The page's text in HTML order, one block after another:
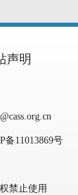
声明
备11013869号
禁止使用